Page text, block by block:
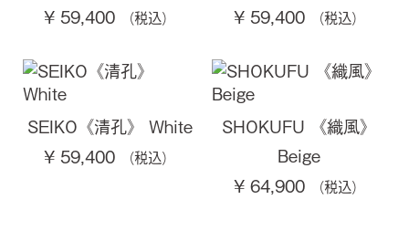
¥ 59,400
¥ 59,400
SEIKO《清孔》 White
¥ 59,400
SHOKUFU 《織風》
Beige
¥ 64,900